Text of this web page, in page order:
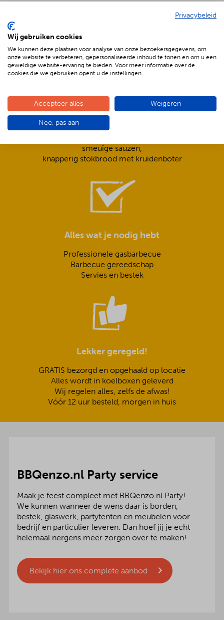
De voordelen van BBQenzo.nl
Compleet is ook écht compleet!
smeuïge sauzen,
knapperig stokbrood met kruidenboter
Alles wat je nodig hebt
Professionele gasbarbecue
Barbecue gereedschap
Servies en bestek
Lekker geregeld!
GRATIS bezorgd en opgehaald op locatie
Alles wordt in koelboxen geleverd
Wij regelen alles, zelfs de afwas!
Vóór 12 uur besteld, morgen in huis
BBQenzo.nl Party service
Maak je feest compleet met BBQenzo.nl Party!
We kunnen wanneer de wens daar is borden,
bestek, glaswerk, partytenten en meubelen voor
bedrijf en particulier leveren. Dan hoef jij je echt
helemaal nergens meer zorgen over te maken!
Bekijk hier ons complete aanbod
Privacybeleid
Wij gebruiken cookies
We kunnen deze plaatsen voor analyse van onze bezoekersgegevens, om
onze website te verbeteren, gepersonaliseerde inhoud te tonen en om u een
geweldige website-ervaring te bieden. Voor meer informatie over de
cookies die we gebruiken opent u de instellingen.
Accepteer alles Weigeren
Nee, pas aan